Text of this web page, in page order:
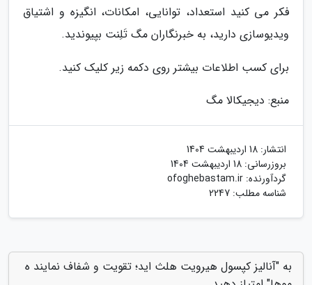
فکر می کنید استعداد، توانایی، امکانات، انگیزه و اشتیاق
ویدیوسازی دارید، به خبرنگاران مگ تَلِنت بپیوندید.
برای کسب اطلاعات بیشتر روی دکمه زیر کلیک کنید.
منبع: دیجیکالا مگ
انتشار: 18 اردیبهشت 1404
بروزرسانی: 18 اردیبهشت 1404
گردآورنده: ofoghebastam.ir
شناسه مطلب: 2247
به "آنالیز کپسول هیرویت هلث اید؛ تقویت و شفاف نمایند ه